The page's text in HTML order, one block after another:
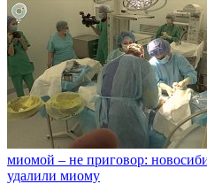
миомой – не приговор:
удалили миому